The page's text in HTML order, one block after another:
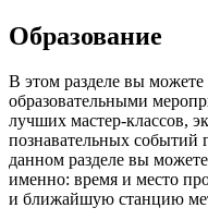
Образование
В этом разделе вы
образовательными
лучших мастер-классов,
познавательных
данном разделе вы
именно: время и место
и ближайшую станцию